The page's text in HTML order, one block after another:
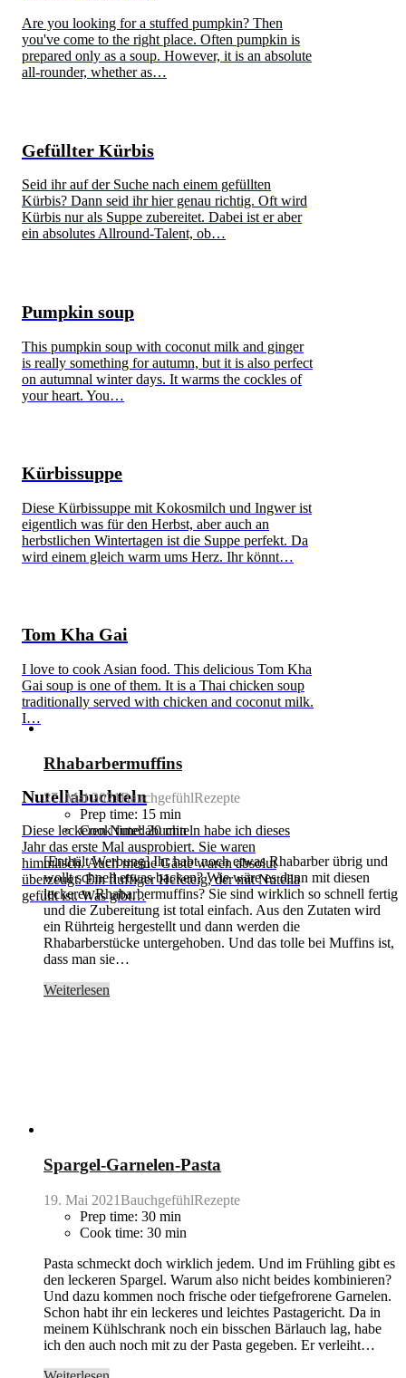
Are you looking for a stuffed pumpkin? Then
you've come to the right place. Often pumpkin is
prepared only as a soup. However, it is an absolute
all-rounder, whether as…
Gefüllter Kürbis
Seid ihr auf der Suche nach einem gefüllten
Kürbis? Dann seid ihr hier genau richtig. Oft wird
Kürbis nur als Suppe zubereitet. Dabei ist er aber
ein absolutes Allround-Talent, ob…
Pumpkin soup
This pumpkin soup with coconut milk and ginger
is really something for autumn, but it is also perfect
on autumnal winter days. It warms the cockles of
your heart. You…
Kürbissuppe
Diese Kürbissuppe mit Kokosmilch und Ingwer ist
eigentlich was für den Herbst, aber auch an
herbstlichen Wintertagen ist die Suppe perfekt. Da
wird einem gleich warm ums Herz. Ihr könnt…
Tom Kha Gai
I love to cook Asian food. This delicious Tom Kha
Gai soup is one of them. It is a Thai chicken soup
traditionally served with chicken and coconut milk.
I…
Nutellabuchteln
Diese leckeren Nutellabuchteln habe ich dieses
Jahr das erste Mal ausprobiert. Sie waren
himmlisch. Auch meine Gäste waren absolut
überzeugt. Ein fluffiger Hefeteig, der mit Nutella
gefüllt ist. Was gibt…
Rhabarbermuffins
27. Mai 2021BauchgefühlRezepte
Prep time: 15 min
Cook time: 20 min
[Enthält Werbung] Ihr habt noch etwas Rhabarber übrig und
wollt schnell etwas backen? Wie wäre es dann mit diesen
leckeren Rhabarbermuffins? Sie sind wirklich so schnell fertig
und die Zubereitung ist total einfach. Aus den Zutaten wird
ein Rührteig hergestellt und dann werden die
Rhabarberstücke untergehoben. Und das tolle bei Muffins ist,
dass man sie…
Weiterlesen
Spargel-Garnelen-Pasta
19. Mai 2021BauchgefühlRezepte
Prep time: 30 min
Cook time: 30 min
Pasta schmeckt doch wirklich jedem. Und im Frühling gibt es
den leckeren Spargel. Warum also nicht beides kombinieren?
Und dazu kommen noch frische oder tiefgefrorene Garnelen.
Schon habt ihr ein leckeres und leichtes Pastagericht. Da in
meinem Kühlschrank noch ein bisschen Bärlauch lag, habe
ich den auch noch mit zu der Pasta gegeben. Er verleiht…